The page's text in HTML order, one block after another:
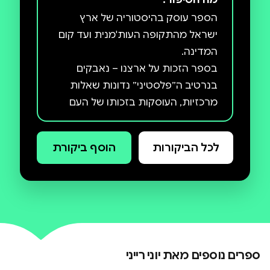
הספר עוסק בהיסטוריה של ארץ
ישראל מהתקופה העות'מנית ועד קום
בספר הזכות על ארצנו – נאבקים
בנרטיב ה״פלסטיני״ נדונות שאלות
מרכזיות, העוסקות בזכותו של העם
היהודי לתקומה לאומית בארצו, והוא
מפריך את נרטיב הנכבה הידוע גם
כנרטיב "הפלסטיני". הספר מתאר
ביהודה ושומרון. קביעותיו של המחבר
משמעות, ביניהם: החתימה על כתב
לכל הביקורות הוסף ביקורת
ספרים נוספים מאת יוני רייני